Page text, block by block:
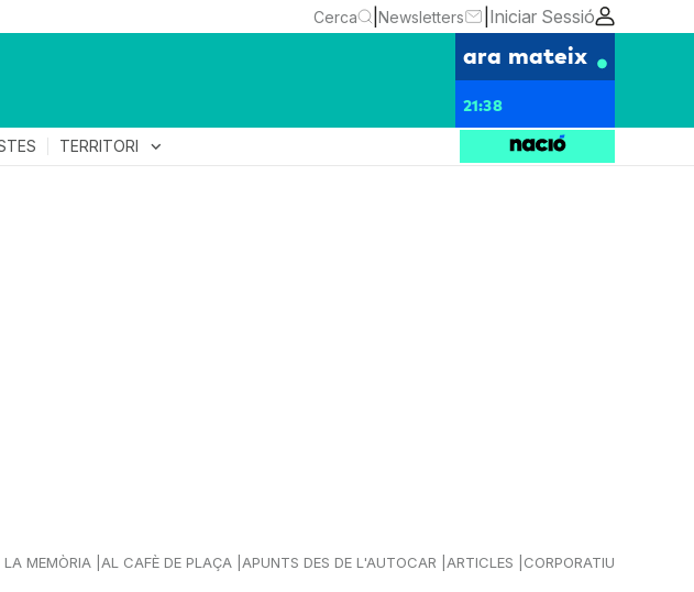
Cerca Newsletters Iniciar Sessió
ara mateix
21:38
TERRITORI expand_more
MEMÒRIA AL CAFÈ DE PLAÇA APUNTS DES DE L'AUTOCAR ARTICLES CORPORATIU